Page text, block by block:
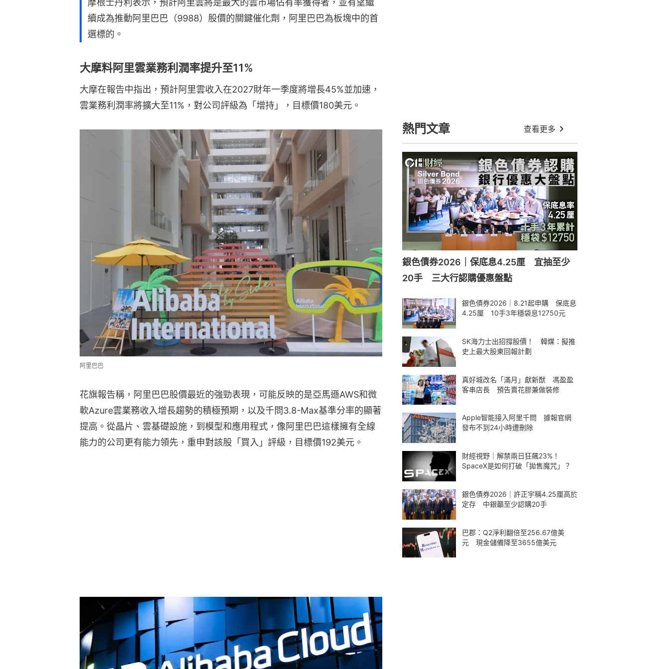
摩根士丹利表示，預計阿里雲將是最大的雲市場佔有率獲得者，並有望繼
續成為推動阿里巴巴（9988）股價的關鍵催化劑，阿里巴巴為板塊中的首
選標的。
大摩料阿里雲業務利潤率提升至11%
大摩在報告中指出，預計阿里雲收入在2027財年一季度將增長45%並加速，
雲業務利潤率將擴大至11%，對公司評級為「增持」，目標價180美元。
阿里巴巴
花旗報告稱，阿里巴巴股價最近的強勁表現，可能反映的是亞馬遜AWS和微
軟Azure雲業務收入增長趨勢的積極預期，以及千問3.8-Max基準分率的顯著
提高。從晶片、雲基礎設施，到模型和應用程式，像阿里巴巴這樣擁有全線
能力的公司更有能力領先，重申對該股「買入」評級，目標價192美元。
熱門文章 查看更多
銀色債券2026｜保底息4.25厘 宜抽至少
20手 三大行認購優惠盤點
銀色債券2026｜8.21起申購 保底息
4.25厘 10手3年穩袋息12750元
SK海力士出招撐股價！ 韓媒：擬推
史上最大股東回報計劃
真好城改名「滿月」獻新猷 馮盈盈
客串店長 預告賣花膠兼做裝修
Apple智能接入阿里千問 據報官網
發布不到24小時遭刪除
財經視野｜解禁兩日狂飆23%！
SpaceX是如何打破「拋售魔咒」？
銀色債券2026｜許正宇稱4.25厘高於
定存 中銀籲至少認購20手
巴郡：Q2淨利翻倍至256.67億美
元 現金儲備降至3655億美元